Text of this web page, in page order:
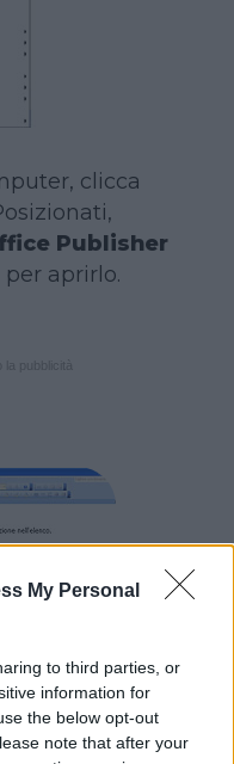
My Personal
to third parties, or
information for
the below opt-out
note that after your
clicca
Publisher
aprirlo.
Office